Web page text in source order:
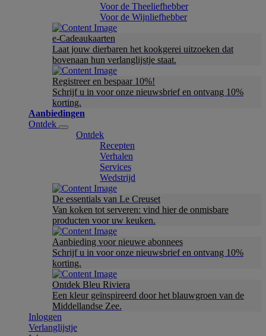
Voor de Theeliefhebber
Voor de Wijnliefhebber
e-Cadeaukaarten
Laat jouw dierbaren het kookgerei uitzoeken dat
bovenaan hun verlanglijstje staat.
Registreer en bespaar 10%!
Schrijf u in voor onze nieuwsbrief en ontvang 10%
korting.
Aanbiedingen
Ontdek
Ontdek
Recepten
Verhalen
Services
Wedstrijd
De essentials van Le Creuset
Van koken tot serveren: vind hier de onmisbare
producten voor uw keuken.
Aanbieding voor nieuwe abonnees
Schrijf u in voor onze nieuwsbrief en ontvang 10%
korting.
Ontdek Bleu Riviera
Een kleur geïnspireerd door het blauwgroen van de
Middellandse Zee.
Inloggen
Verlanglijstje